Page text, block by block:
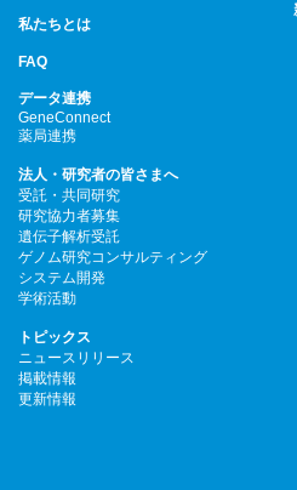
私たちとは
FAQ
データ連携
GeneConnect
薬局連携
法人・研究者の皆さまへ
受託・共同研究
研究協力者募集
遺伝子解析受託
ゲノム研究コンサルティング
システム開発
学術活動
トピックス
ニュースリリース
掲載情報
更新情報